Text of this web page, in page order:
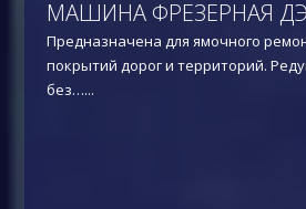
МАШИНА ФРЕЗЕРНАЯ
Предназначена для ямочного
покрытий дорог и территорий.
без…...